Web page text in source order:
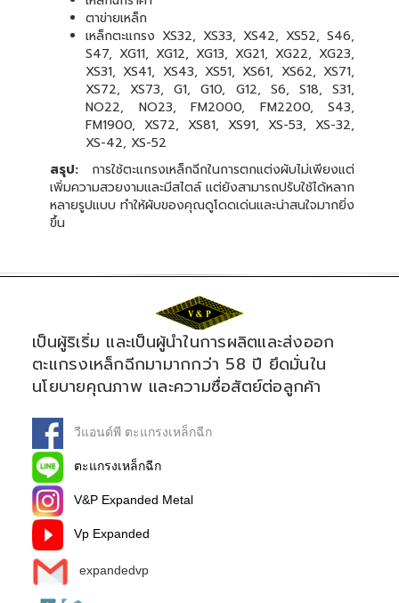
ตาข่ายเหล็ก
เหล็กตะแกรง XS32, XS33, XS42, XS52, S46,
S47, XG11, XG12, XG13, XG21, XG22, XG23,
XS31, XS41, XS43, XS51, XS61, XS62, XS71,
XS72, XS73, G1, G10, G12, S6, S18, S31,
NO22, NO23, FM2000, FM2200, S43,
FM1900, XS72, XS81, XS91, XS-53, XS-32,
XS-42, XS-52
สรุป: การใช้ตะแกรงเหล็กฉีกในการตกแต่งผับไม่เพียงแต่
เพิ่มความสวยงามและมีสไตล์ แต่ยังสามารถปรับใช้ได้หลาก
หลายรูปแบบ ทำให้ผับของคุณดูโดดเด่นและน่าสนใจมากยิ่ง
ขึ้น
เป็นผู้ริเริ่ม และเป็นผู้นำในการผลิตและส่งออก
ตะแกรงเหล็กฉีกมามากกว่า 58 ปี ยึดมั่นใน
นโยบายคุณภาพ และความซื่อสัตย์ต่อลูกค้า
วีแอนด์พี ตะแกรงเหล็กฉีก
ตะแกรงเหล็กฉีก
V&P Expanded Metal
Vp Expanded
expandedvp